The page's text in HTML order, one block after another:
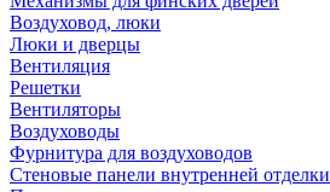
Воздуховод, люки
Люки и дверцы
Вентиляция
Решетки
Вентиляторы
Воздуховоды
Фурнитура для воздуховодов
Стеновые панели внутренней отделки